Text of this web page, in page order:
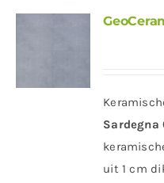
Sardegna
uit 1 cm